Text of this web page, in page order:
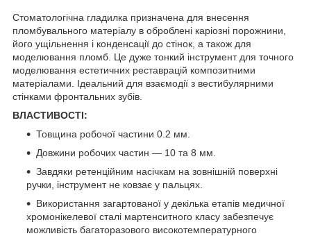
Стоматологічна гладилка призначена для внесення
пломбувального матеріалу в оброблені каріозні порожнини,
його ущільнення і конденсації до стінок, а також для
моделювання пломб. Це дуже тонкий інструмент для точного
моделювання естетичних реставрацій композитними
матеріалами. Ідеальний для взаємодії з вестибулярними
стінками фронтальних зубів.
ВЛАСТИВОСТІ:
Товщина робочої частини 0.2 мм.
Довжини робочих частин — 10 та 8 мм.
Завдяки ретенційним насічкам на зовнішній поверхні
ручки, інструмент не ковзає у пальцях.
Використання загартованої у декілька етапів медичної
хромонікелевої сталі мартенситного класу забезпечує
можливість багаторазового високотемпературного